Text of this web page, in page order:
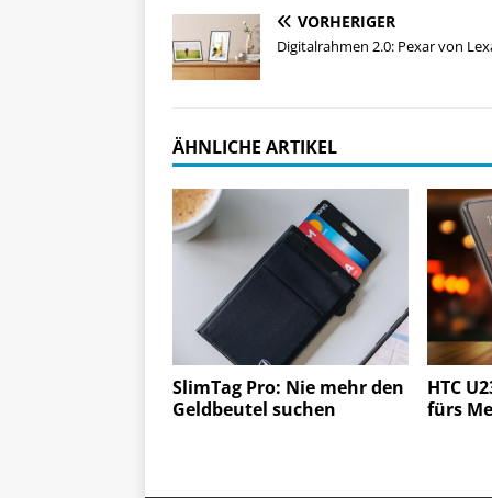
VORHERIGER
Digitalrahmen 2.0: Pexar von
ÄHNLICHE ARTIKEL
SlimTag Pro: Nie mehr den
Geldbeutel suchen
HTC
fürs